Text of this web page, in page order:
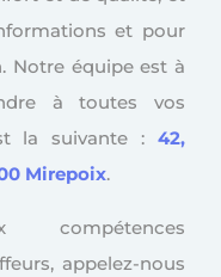
et pour
Notre équipe est à
à toutes vos
la suivante : 42,
Mirepoix.
appelez-nous